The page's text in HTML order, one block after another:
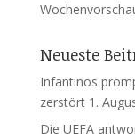
Neueste
Infantinos
zerstört 1.
Die UEFA